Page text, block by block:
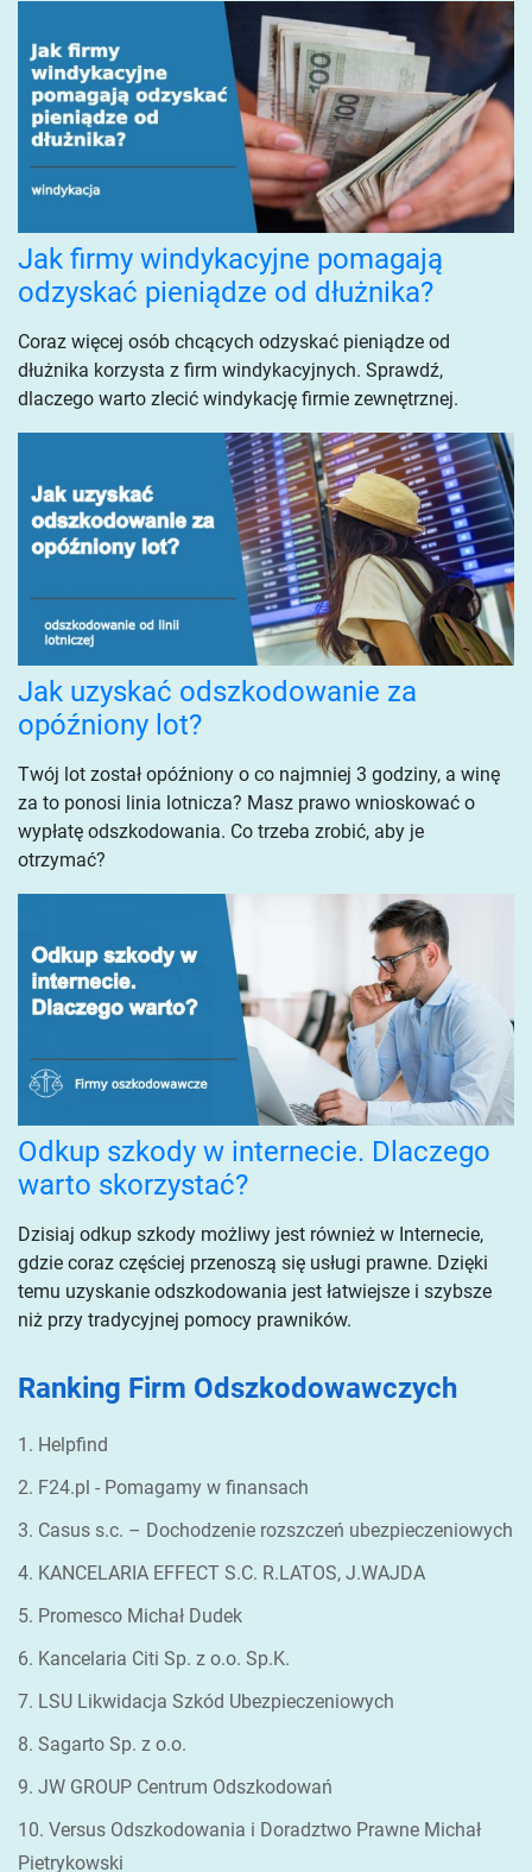
Jak firmy windykacyjne pomagają
odzyskać pieniądze od dłużnika?
Coraz więcej osób chcących odzyskać pieniądze od
dłużnika korzysta z firm windykacyjnych. Sprawdź,
dlaczego warto zlecić windykację firmie zewnętrznej.
Jak uzyskać odszkodowanie za
opóźniony lot?
Twój lot został opóźniony o co najmniej 3 godziny, a winę
za to ponosi linia lotnicza? Masz prawo wnioskować o
wypłatę odszkodowania. Co trzeba zrobić, aby je
otrzymać?
Odkup szkody w internecie. Dlaczego
warto skorzystać?
Dzisiaj odkup szkody możliwy jest również w Internecie,
gdzie coraz częściej przenoszą się usługi prawne. Dzięki
temu uzyskanie odszkodowania jest łatwiejsze i szybsze
niż przy tradycyjnej pomocy prawników.
Ranking Firm Odszkodowawczych
1. Helpfind
2. F24.pl - Pomagamy w finansach
3. Casus s.c. – Dochodzenie rozszczeń ubezpieczeniowych
4. KANCELARIA EFFECT S.C. R.LATOS, J.WAJDA
5. Promesco Michał Dudek
6. Kancelaria Citi Sp. z o.o. Sp.K.
7. LSU Likwidacja Szkód Ubezpieczeniowych
8. Sagarto Sp. z o.o.
9. JW GROUP Centrum Odszkodowań
10. Versus Odszkodowania i Doradztwo Prawne Michał
Pietrykowski